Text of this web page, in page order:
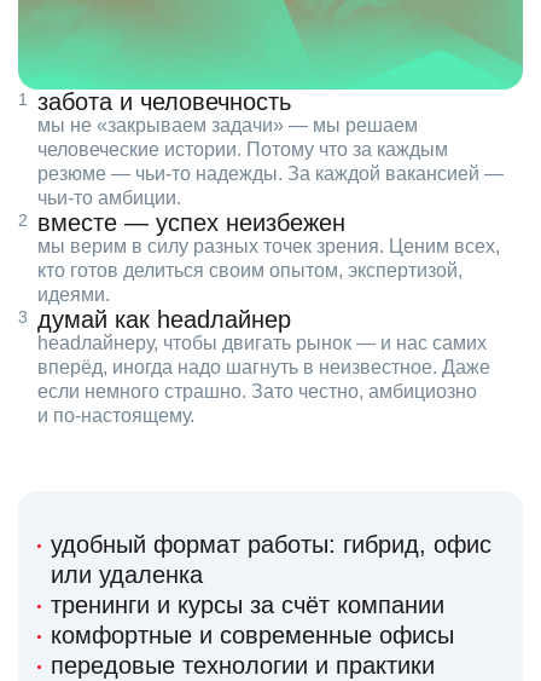
забота и человечность
мы не «закрываем задачи» — мы решаем
человеческие истории. Потому что за каждым
резюме — чьи‑то надежды. За каждой вакансией —
чьи‑то амбиции.
вместе — успех неизбежен
мы верим в силу разных точек зрения. Ценим всех,
кто готов делиться своим опытом, экспертизой,
идеями.
думай как headлайнер
headлайнеру, чтобы двигать рынок — и нас самих
вперёд, иногда надо шагнуть в неизвестное. Даже
если немного страшно. Зато честно, амбициозно
и по‑настоящему.
удобный формат работы: гибрид, офис
или удаленка
тренинги и курсы за счёт компании
комфортные и современные офисы
передовые технологии и практики